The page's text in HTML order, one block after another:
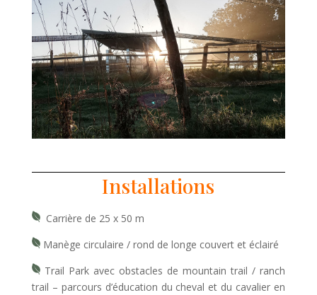
Installations
Carrière de 25 x 50 m
Manège circulaire / rond de longe couvert et éclairé
Trail Park avec obstacles de mountain trail / ranch
trail – parcours d’éducation du cheval et du cavalier en